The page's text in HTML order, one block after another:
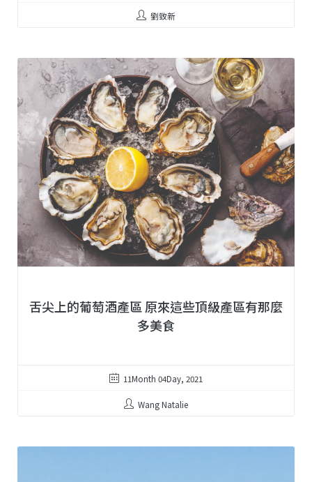
劉致新
舌尖上的葡萄酒產區 原來這些頂級產區有那麼
多美食
11Month 04Day, 2021
Wang Natalie